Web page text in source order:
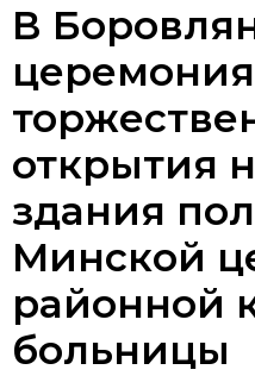
В
церемония
открытия
здания
Минской
районной
больницы